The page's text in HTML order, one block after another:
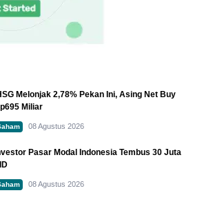
Melonjak 2,78% Pekan Ini, Asing Net Buy
Miliar
08 Agustus 2026
Pasar Modal Indonesia Tembus 30 Juta
08 Agustus 2026